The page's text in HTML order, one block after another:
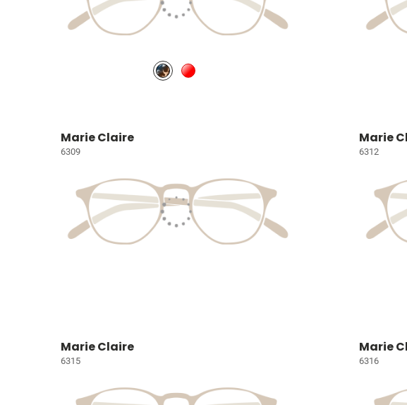
Marie Claire
6309
Marie
6312
Marie Claire
6315
Marie
6316